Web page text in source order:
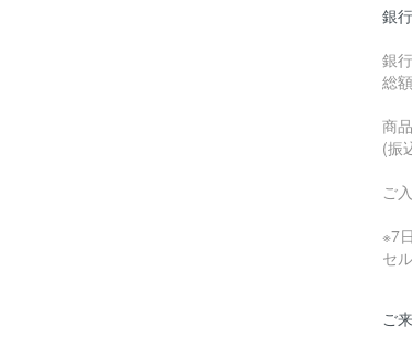
銀
銀
総
商
(振
ご
※7
セ
ご